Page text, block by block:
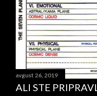
avgust 26, 2019
ALI STE